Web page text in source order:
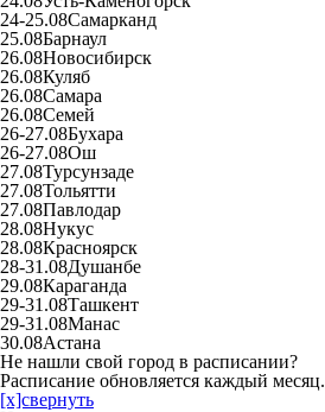
24-25.08Самарканд
25.08Барнаул
26.08Новосибирск
26.08Куляб
26.08Самара
26.08Семей
26-27.08Бухара
26-27.08Ош
27.08Турсунзаде
27.08Тольятти
27.08Павлодар
28.08Нукус
28.08Красноярск
28-31.08Душанбе
29.08Караганда
29-31.08Ташкент
29-31.08Манас
30.08Астана
Не нашли свой город в расписании?
Расписание обновляется каждый месяц.
[x]свернуть